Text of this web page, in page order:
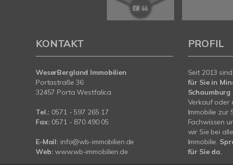
KONTAKT
WeserBergland Immobilien
Portastraße 36
32457 Porta Westfalica
Tel.: 0571 - 597 265 17
Fax: 0571 - 870 490 05
E-Mail: info@wb-immobilien.de
Web: www.wb-immobilien.de
PROFIL
Seit 2013
für Sie in
Schaumburg
Verkauf oder
Immobilie zur
Fachwissen
wir Sie bei
Immobilie.
für Sie da.